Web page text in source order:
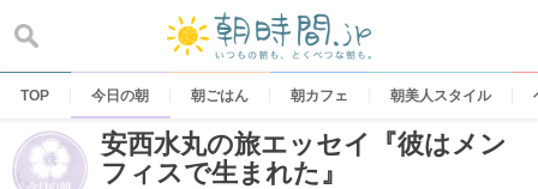
content
TOP 今日の朝 朝ごはん 朝カフェ 朝美人スタイル
安西水丸の旅エッセイ『彼はメン
フィスで生まれた』